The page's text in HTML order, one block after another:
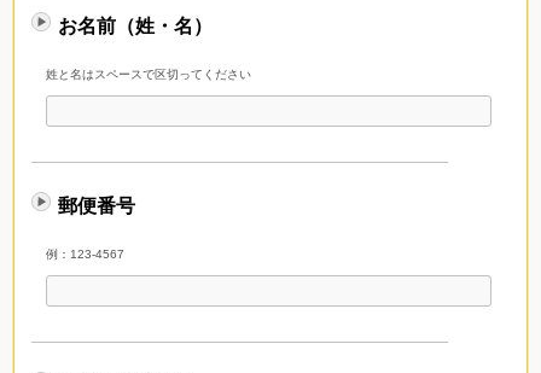
お名前（姓・名）
姓と名はスペースで区切ってください
郵便番号
例：123-4567